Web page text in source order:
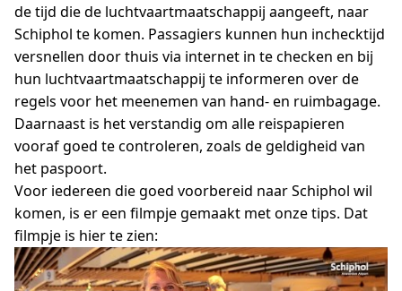
de tijd die de luchtvaartmaatschappij aangeeft, naar
Schiphol te komen. Passagiers kunnen hun inchecktijd
versnellen door thuis via internet in te checken en bij
hun luchtvaartmaatschappij te informeren over de
regels voor het meenemen van hand- en ruimbagage.
Daarnaast is het verstandig om alle reispapieren
vooraf goed te controleren, zoals de geldigheid van
het paspoort.
Voor iedereen die goed voorbereid naar Schiphol wil
komen, is er een filmpje gemaakt met onze tips. Dat
filmpje is hier te zien: